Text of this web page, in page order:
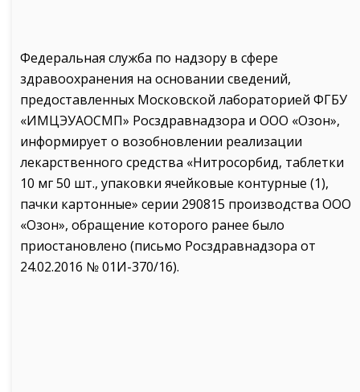
Федеральная служба по надзору в сфере
здравоохранения на основании сведений,
предоставленных Московской лабораторией ФГБУ
«ИМЦЭУАОСМП» Росздравнадзора и ООО «Озон»,
информирует о возобновлении реализации
лекарственного средства «Нитросорбид, таблетки
10 мг 50 шт., упаковки ячейковые контурные (1),
пачки картонные» серии 290815 производства ООО
«Озон», обращение которого ранее было
приостановлено (письмо Росздравнадзора от
24.02.2016 № 01И-370/16).